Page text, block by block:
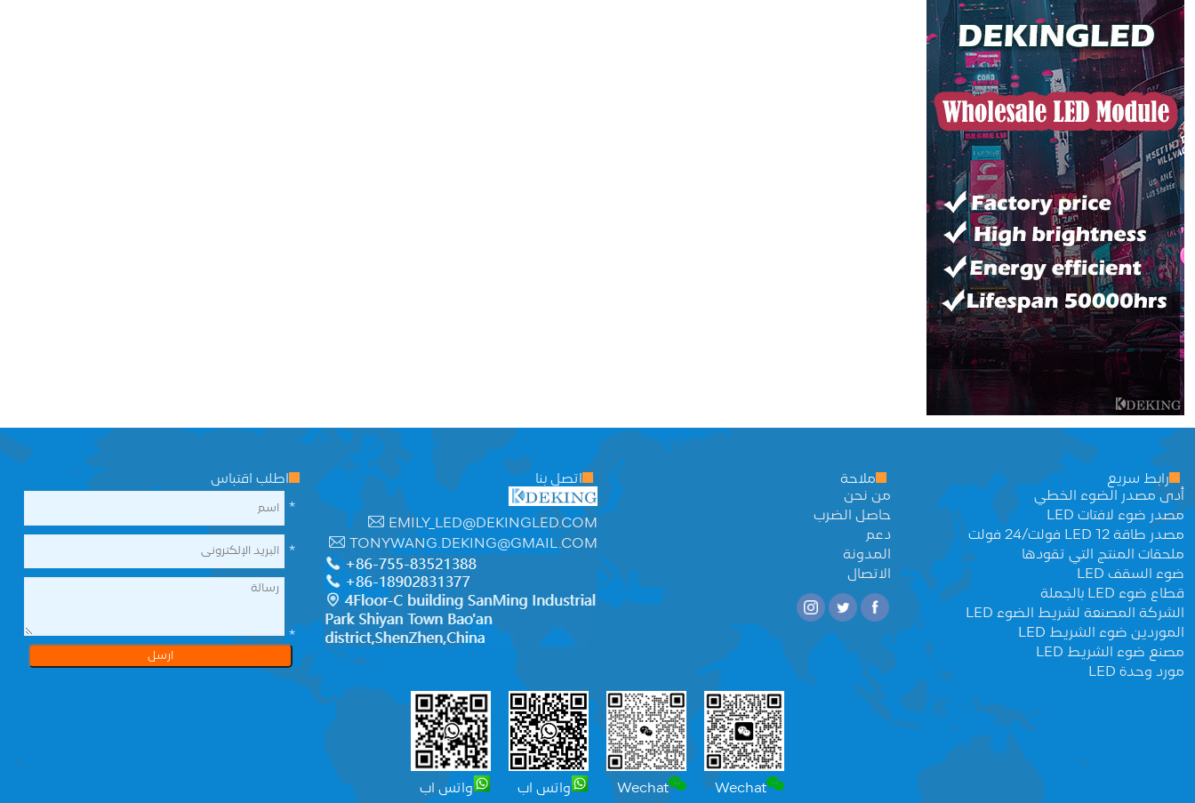
رابط سريع
أدى مصدر الضوء الخطي
مصدر ضوء لافتات LED
مصدر طاقة LED 12 فولت/24 فولت
ملحقات المنتج التي تقودها
ضوء السقف LED
قطاع ضوء LED بالجملة
الشركة المصنعة لشريط الضوء LED
الموردين ضوء الشريط LED
مصنع ضوء الشريط LED
مورد وحدة LED
ملاحة
من نحن
حاصل الضرب
دعم
المدونة
الاتصال
اتصل بنا
EMILY_LED@DEKINGLED.COM
TONYWANG.DEKING@GMAIL.COM
اطلب اقتباس
*
*
*
ارسل
Wechat
Wechat واتس اب واتس اب